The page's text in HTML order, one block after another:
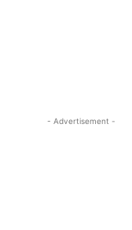
- Advertisement -